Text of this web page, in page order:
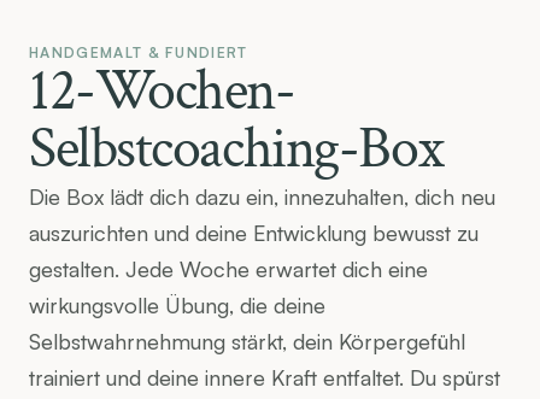
HANDGEMALT & FUNDIERT
12-Wochen-
Selbstcoaching-Box
Die Box lädt dich dazu ein, innezuhalten, dich neu
auszurichten und deine Entwicklung bewusst zu
gestalten. Jede Woche erwartet dich eine
wirkungsvolle Übung, die deine
Selbstwahrnehmung stärkt, dein Körpergefühl
trainiert und deine innere Kraft entfaltet. Du spürst